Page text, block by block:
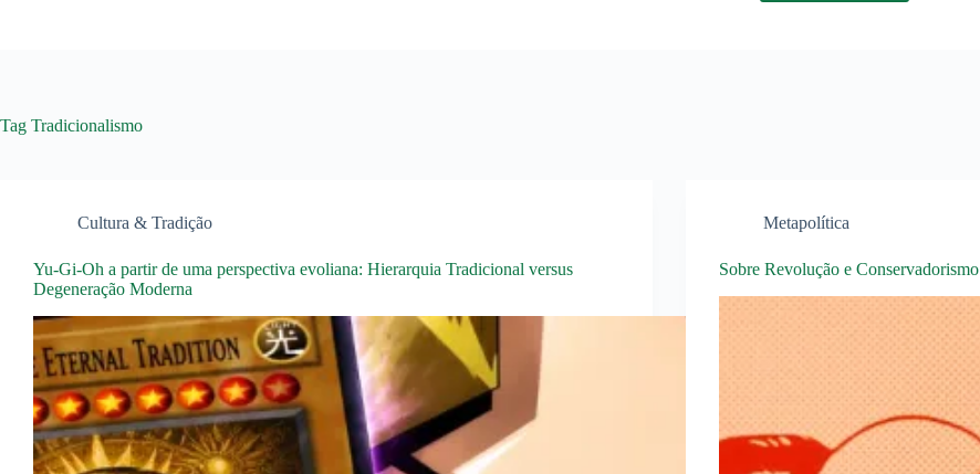
Tag Tradicionalismo
Cultura & Tradição
Yu-Gi-Oh a partir de uma perspectiva evoliana: Hierarquia Tradicional versus
Degeneração Moderna
Metapolítica
Sobre Revolução e Conservadorismo